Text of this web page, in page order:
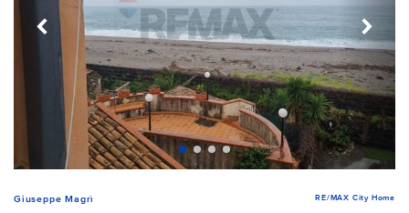
Giuseppe Magrì RE/MAX City Home